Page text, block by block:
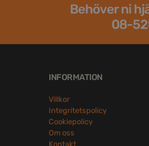
Behöver ni
08-
INFORMATION
Villkor
Integritetspolicy
Cookiepolicy
Om oss
Kontakt